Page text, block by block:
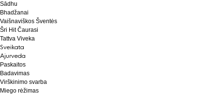
Sādhu
Bhadžanai
Vaišnaviškos Šventės
Šri Hit Čaurasi
Tattva Viveka
Sveikata
Ajurveda
Paskaitos
Badavimas
Virškinimo svarba
Miego rėžimas